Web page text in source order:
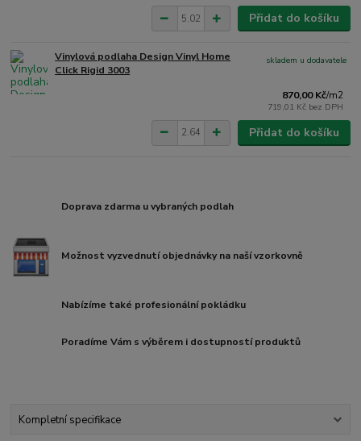
Přidat do košíku
Vinylová podlaha Design Vinyl Home
Click Rigid 3003
870,00 Kč/m2
719,01 Kč bez DPH
skladem u dodavatele
Přidat do košíku
Doprava zdarma u vybraných podlah
Možnost vyzvednutí objednávky na naší vzorkovně
Nabízíme také profesionální pokládku
Poradíme Vám s výběrem i dostupností produktů
Kompletní specifikace